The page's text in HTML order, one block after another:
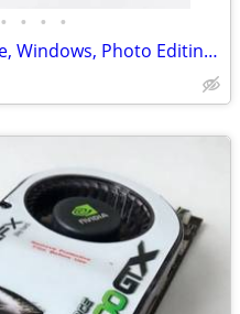
• • • •
HP Business (i3, PC, MS Office, Windows, Photo Editing, Computer